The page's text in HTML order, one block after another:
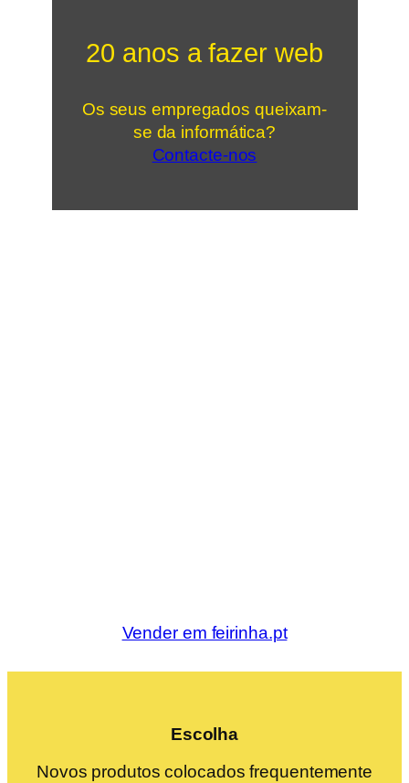
20 anos a fazer web
Os seus empregados queixam-
se da informática?
Contacte-nos
Vender em feirinha.pt
Escolha
Novos produtos colocados frequentemente